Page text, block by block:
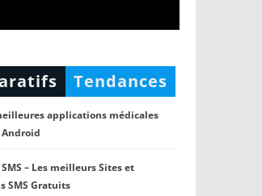
Tendances
applications médicales
– Les meilleurs Sites et
SMS Gratuits